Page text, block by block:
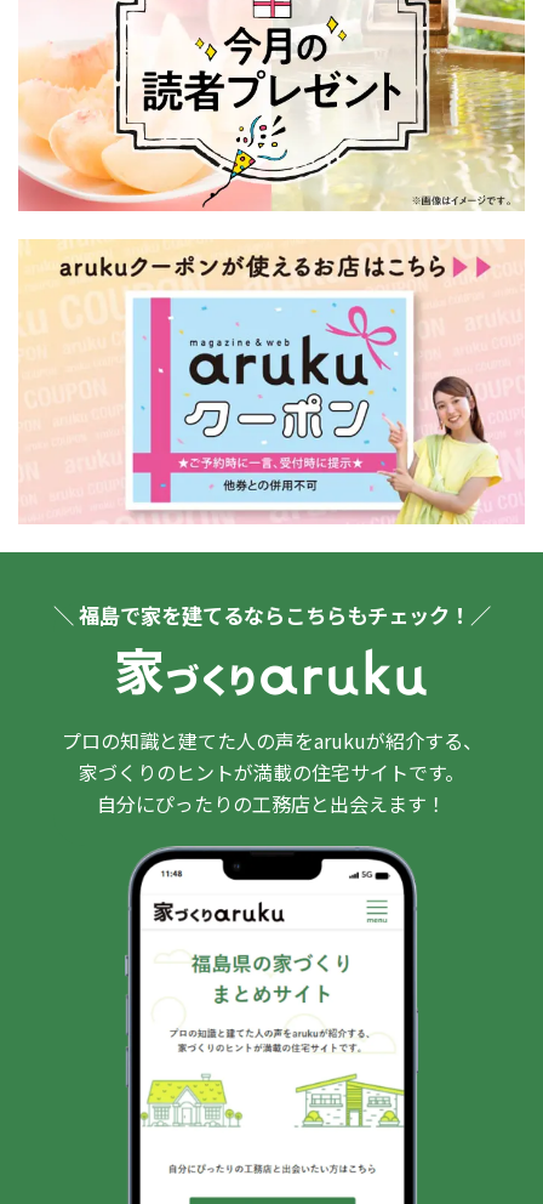
＼ 福島で家を建てるならこちらもチェック！／
プロの知識と建てた人の声をarukuが紹介する、
家づくりのヒントが満載の住宅サイトです。
自分にぴったりの工務店と出会えます！